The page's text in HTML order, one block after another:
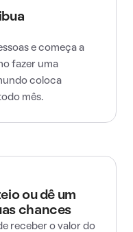
e começa a
fazer uma
coloca
mês.
ou dê um
chances
receber o valor do